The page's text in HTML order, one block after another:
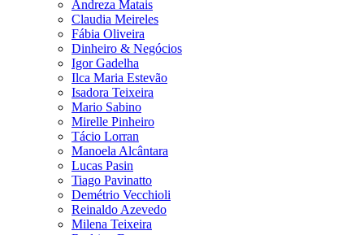
Andreza Matais
Claudia Meireles
Fábia Oliveira
Dinheiro & Negócios
Igor Gadelha
Ilca Maria Estevão
Isadora Teixeira
Mario Sabino
Mirelle Pinheiro
Tácio Lorran
Manoela Alcântara
Lucas Pasin
Tiago Pavinatto
Demétrio Vecchioli
Reinaldo Azevedo
Milena Teixeira